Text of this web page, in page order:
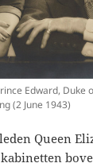
Edward, Duke
(2 June 1943)
Queen